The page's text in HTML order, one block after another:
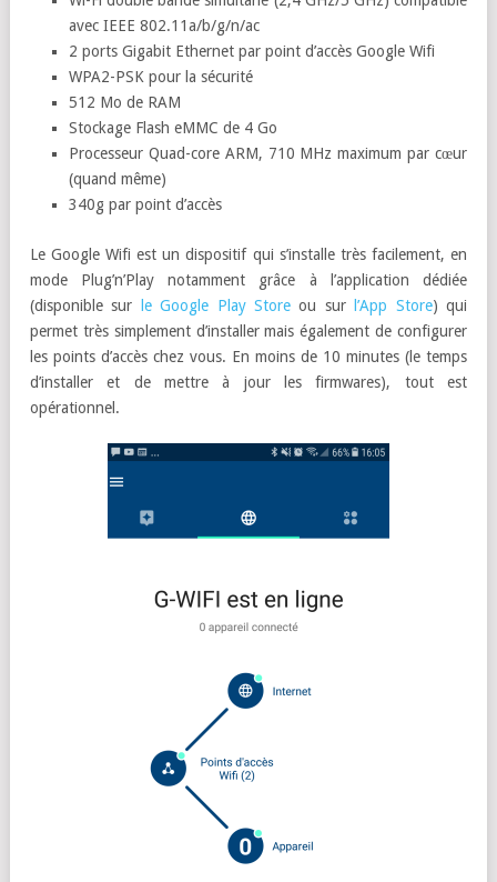
avec IEEE 802.11a/b/g/n/ac
2 ports Gigabit Ethernet par point d’accès Google Wifi
WPA2-PSK pour la sécurité
512 Mo de RAM
Stockage Flash eMMC de 4 Go
Processeur Quad-core ARM, 710 MHz maximum par cœur
(quand même)
340g par point d’accès
Le Google Wifi est un dispositif qui s’installe très facilement, en
mode Plug’n’Play notamment grâce à l’application dédiée
(disponible sur
le Google Play Store ou sur l’App Store) qui
permet très simplement d’installer mais également de configurer
les points d’accès chez vous. En moins de 10 minutes (le temps
d’installer et de mettre à jour les firmwares), tout est
opérationnel.